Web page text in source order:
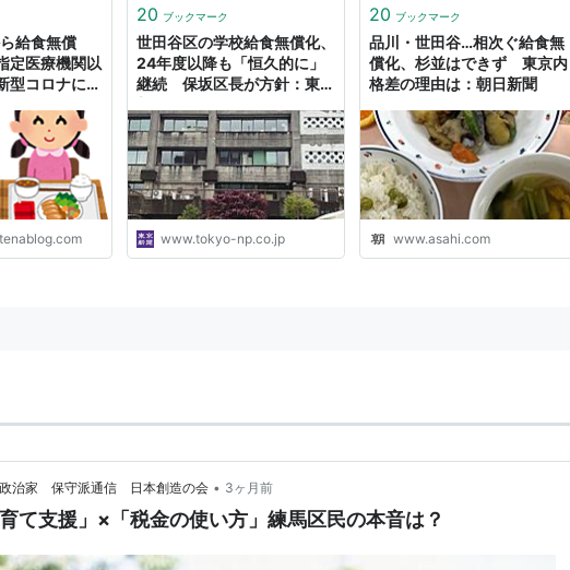
給食無償
定医療機関以
型コロナに対
20 ブックマーク
世田谷区の学校給食無償化、
24年度以降も「恒久的に」
継続 保坂区長が方針：東京
www.tokyo-np.co.jp
20 ブックマーク
品川・世田谷…相次ぐ給食無
償化、杉並はできず 東京内
格差の理由は：朝日新聞
www.asahi.com
治家 保守派通信 日本創造の会 • 3ヶ月前
育て支援」×「税金の使い方」練馬区民の本音は？